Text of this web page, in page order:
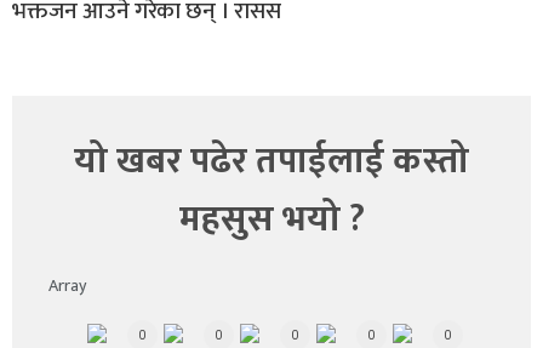
भक्तजन आउने गरेका छन् । रासस
यो खबर पढेर तपाईलाई कस्तो
महसुस भयो ?
Array
0 0 0 0 0